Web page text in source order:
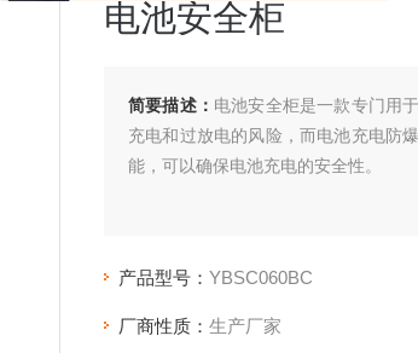
电池安全柜
简要描述： 电池安全柜是一款专门用
充电和过放电的风险，而电池充电防
能，可以确保电池充电的安全性。
产品型号： YBSC060BC
厂商性质： 生产厂家